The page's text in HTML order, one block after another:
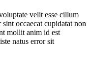
velit esse cillum
occaecat cupidatat non
mollit anim id est
natus error sit